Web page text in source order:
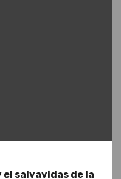
salvavidas de la